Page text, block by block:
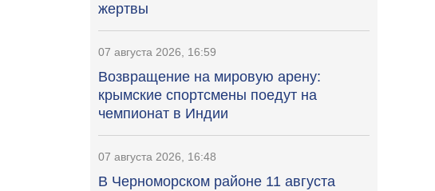
жертвы
07 августа 2026, 16:59
Возвращение на мировую арену:
крымские спортсмены поедут на
чемпионат в Индии
07 августа 2026, 16:48
В Черноморском районе 11 августа